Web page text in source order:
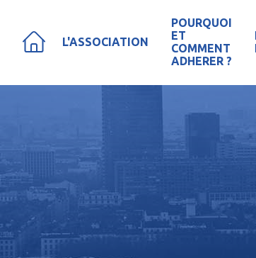
L'ASSOCIATION
POURQUOI
ET
COMMENT
ADHERER ?